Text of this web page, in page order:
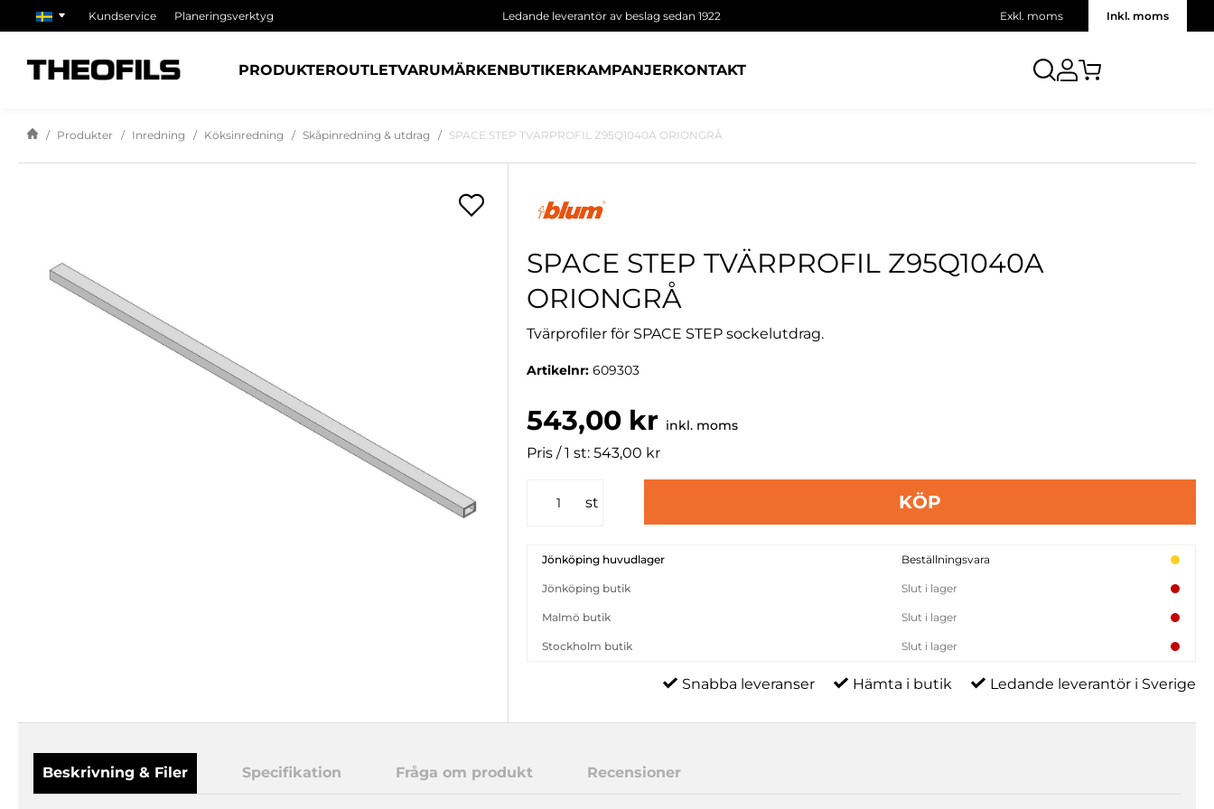
Kundservice Planeringsverktyg Ledande leverantör av beslag sedan 1922 Exkl. moms Inkl. moms
PRODUKTEROUTLETVARUMÄRKENBUTIKERKAMPANJERKONTAKT
Produkter Inredning Köksinredning Skåpinredning & utdrag SPACE STEP TVÄRPROFIL Z95Q1040A ORIONGRÅ
SPACE STEP TVÄRPROFIL Z95Q1040A
ORIONGRÅ
Tvärprofiler för SPACE STEP sockelutdrag.
Artikelnr:609303
543,00 kr inkl. moms
Pris / 1 st: 543,00 kr
st KÖP
Jönköping huvudlager Beställningsvara
Jönköping butik Slut i lager
Malmö butik Slut i lager
Stockholm butik Slut i lager
Snabba leveranser Hämta i butik Ledande leverantör i Sverige
Beskrivning & Filer Specifikation Fråga om produkt Recensioner